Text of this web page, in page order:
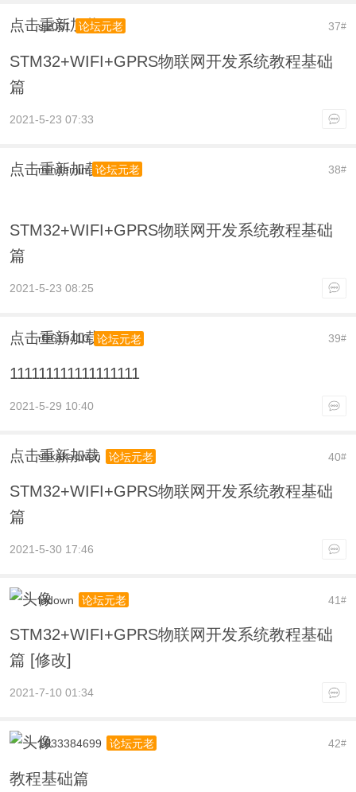
点击重新加载 37#
sjz051 论坛元老
STM32+WIFI+GPRS物联网开发系统教程基础
篇
2021-5-23 07:33
点击重新加载 38#
mindemin 论坛元老
STM32+WIFI+GPRS物联网开发系统教程基础
篇
2021-5-23 08:25
点击重新加载 39#
rfz619410 论坛元老
111111111111111111
2021-5-29 10:40
点击重新加载 40#
shkakaowen 论坛元老
STM32+WIFI+GPRS物联网开发系统教程基础
篇
2021-5-30 17:46
41#
indown 论坛元老
STM32+WIFI+GPRS物联网开发系统教程基础
篇 [修改]
2021-7-10 01:34
42#
1033384699 论坛元老
教程基础篇